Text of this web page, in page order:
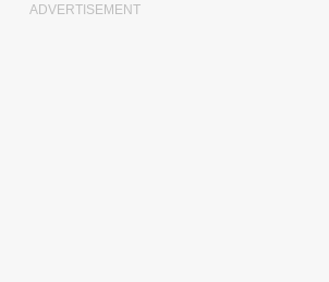
ADVERTISEMENT